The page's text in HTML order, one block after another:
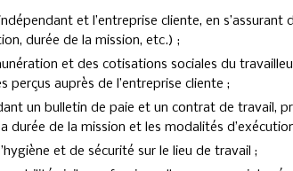
et l’entreprise cliente, en s’assurant
durée de la mission, etc.) ;
et des cotisations sociales du
perçus auprès de l’entreprise cliente ;
un bulletin de paie et un contrat de travail,
durée de la mission et les modalités
et de sécurité sur le lieu de travail ;